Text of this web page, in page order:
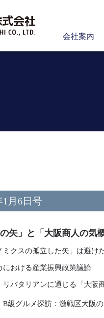
会社案内
1月6日号
の矢」と「大阪商人の気概
ミクスの孤立した矢」は避け
における産業振興政策議論
リバタリアンに通じる「大阪
B級グルメ探訪：激戦区大阪